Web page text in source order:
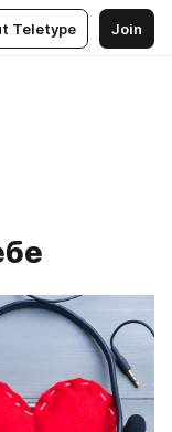
Teletype Join